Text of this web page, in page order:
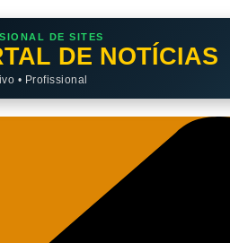
DE SITES
DE NOTÍCIAS
• Profissional